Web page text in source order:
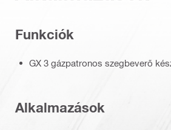
Funkciók
GX 3 gázpatronos szegbeverő
Alkalmazások